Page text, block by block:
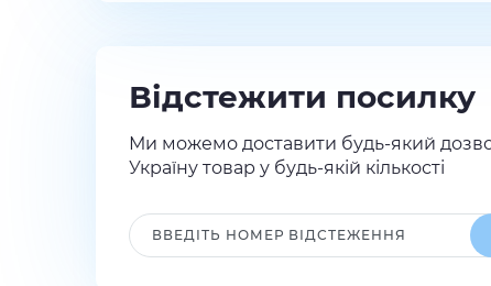
Відстежити посилку
Ми можемо доставити будь-який
Україну товар у будь-якій кількості